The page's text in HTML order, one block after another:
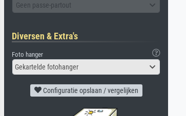
Geen passe-partout
Diversen & Extra's
Foto hanger
Gekartelde fotohanger
Configuratie opslaan / vergelijken